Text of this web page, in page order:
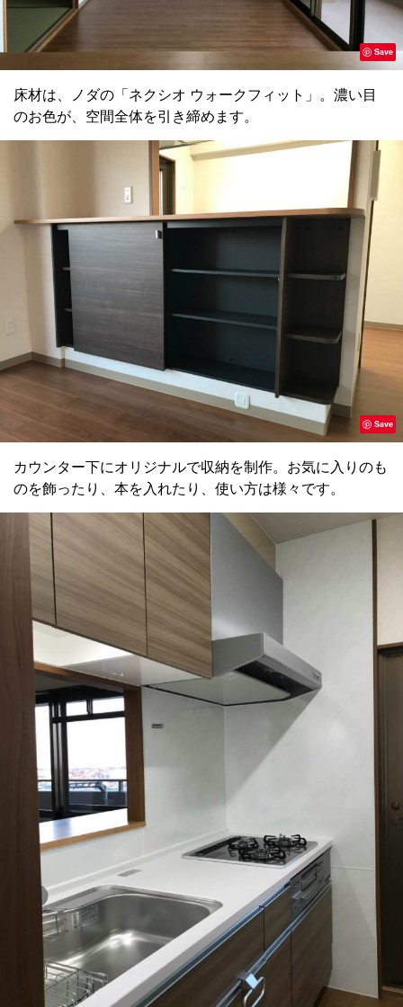
Save
床材は、ノダの「ネクシオ ウォークフィット」。濃い目
のお色が、空間全体を引き締めます。
Save
カウンター下にオリジナルで収納を制作。お気に入りのも
のを飾ったり、本を入れたり、使い方は様々です。